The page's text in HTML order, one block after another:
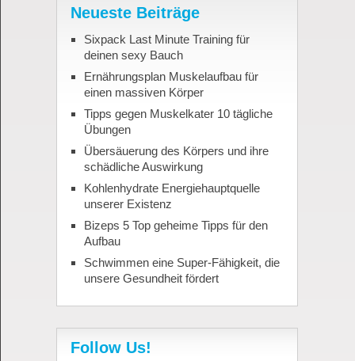
Neueste Beiträge
Sixpack Last Minute Training für
deinen sexy Bauch
Ernährungsplan Muskelaufbau für
einen massiven Körper
Tipps gegen Muskelkater 10 tägliche
Übungen
Übersäuerung des Körpers und ihre
schädliche Auswirkung
Kohlenhydrate Energiehauptquelle
unserer Existenz
Bizeps 5 Top geheime Tipps für den
Aufbau
Schwimmen eine Super-Fähigkeit, die
unsere Gesundheit fördert
Follow Us!